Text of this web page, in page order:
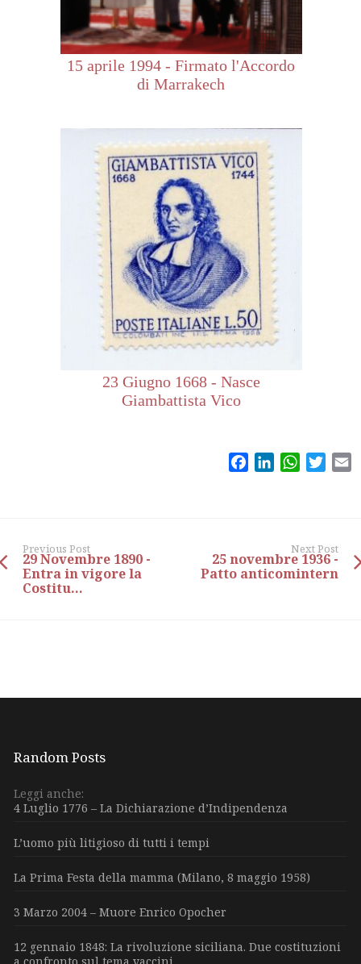
15 aprile 1994 - Firmato l'Accordo
di Marrakech
23 Giugno 1668 - Nasce
Giambattista Vico
FacebookLinkedIn
Previous Post
29 Novembre 1890 -
Entra in vigore la
Costitu...
Next Post
25 novembre 1936 -
Patto anticomintern
Random Posts
Leggi anche:
4 Luglio 1776 – La Dichiarazione d’Indipendenza
L’uomo più litigioso di tutti i tempi
La Prima Festa della mamma (Milano, 8 maggio 1958)
3 Marzo 2004 – Muore Enrico Opocher
12 gennaio 1848: La rivoluzione siciliana. Due costituzioni